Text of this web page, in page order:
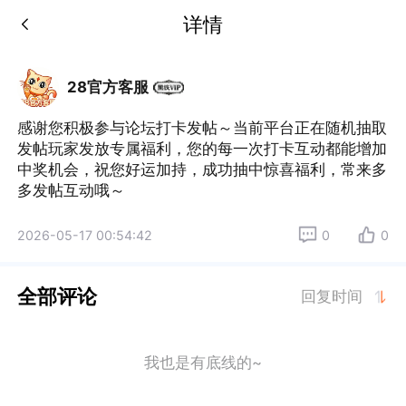
详情
28官方客服
感谢您积极参与论坛打卡发帖～当前平台正在随机抽取
发帖玩家发放专属福利，您的每一次打卡互动都能增加
中奖机会，祝您好运加持，成功抽中惊喜福利，常来多
多发帖互动哦～
2026-05-17 00:54:42 0 0
全部评论 回复时间
我也是有底线的~